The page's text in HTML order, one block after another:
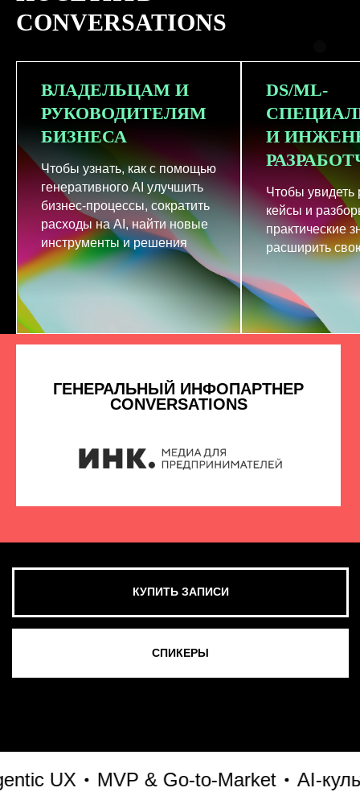
CONVERSATIONS
ВЛАДЕЛЬЦАМ И
РУКОВОДИТЕЛЯМ
БИЗНЕСА
Чтобы узнать, как с помощью
генеративного AI улучшить
бизнес-процессы, сократить
расходы на AI, найти новые
инструменты и решения
DS/ML-
И
Чтобы увидеть
кейсы и
практические
расширить
UX MVP & Go-to-Market AI-
СМОТРЕТЬ ВСЕ ФОТО